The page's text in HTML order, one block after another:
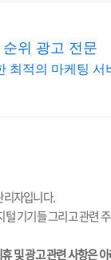
위 광고 전문
최적의 마케팅 서
리자입니다.
기기들 그리고 관련
및 광고 관련 사항은